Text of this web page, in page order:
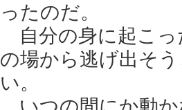
ったのだ。
自分の身に起こっ
の場から逃げ出そ
い。